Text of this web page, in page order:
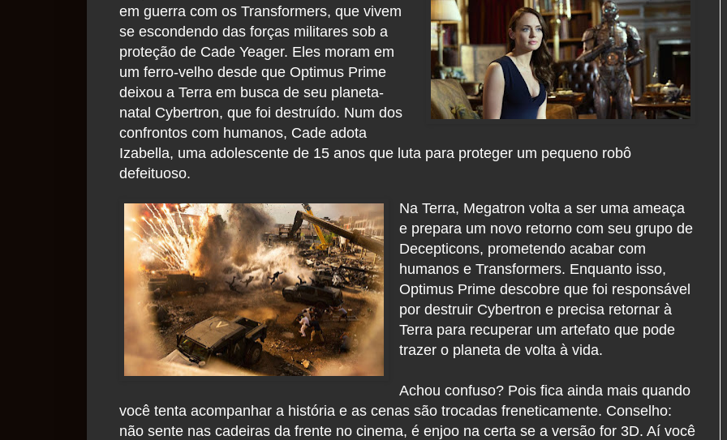
em guerra com os Transformers, que vivem
se escondendo das forças militares sob a
proteção de Cade Yeager. Eles moram em
um ferro-velho desde que Optimus Prime
deixou a Terra em busca de seu planeta-
natal Cybertron, que foi destruído. Num dos
confrontos com humanos, Cade adota
Izabella, uma adolescente de 15 anos que luta para proteger um pequeno robô
defeituoso.
Na Terra, Megatron volta a ser uma ameaça
e prepara um novo retorno com seu grupo de
Decepticons, prometendo acabar com
humanos e Transformers. Enquanto isso,
Optimus Prime descobre que foi responsável
por destruir Cybertron e precisa retornar à
Terra para recuperar um artefato que pode
trazer o planeta de volta à vida.
Achou confuso? Pois fica ainda mais quando
você tenta acompanhar a história e as cenas são trocadas freneticamente. Conselho:
não sente nas cadeiras da frente no cinema, é enjoo na certa se a versão for 3D. Aí você